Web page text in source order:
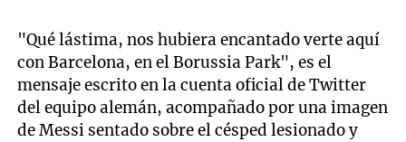
"Qué lástima, nos hubiera encantado verte aquí
con Barcelona, en el Borussia Park", es el
mensaje escrito en la cuenta oficial de Twitter
del equipo alemán, acompañado por una imagen
de Messi sentado sobre el césped lesionado y